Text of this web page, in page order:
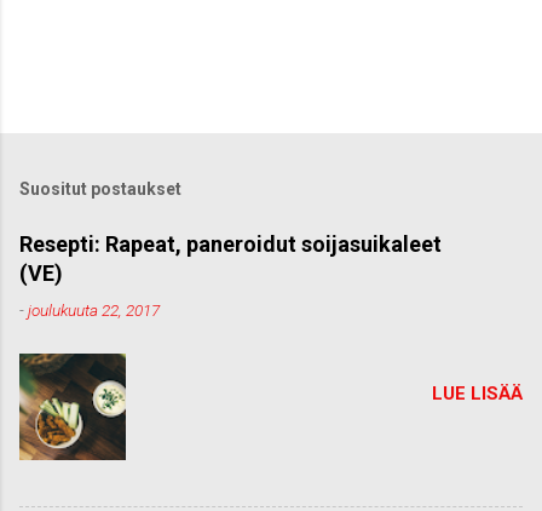
Suositut postaukset
Resepti: Rapeat, paneroidut soijasuikaleet
(VE)
-joulukuuta 22, 2017
LUE LISÄÄ